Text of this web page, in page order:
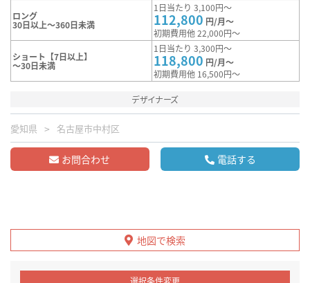
ロング
30日以上～360日未満
1日当たり 3,100円～
112,800 円/月～
初期費用他 22,000円～
ショート【7日以上】
～30日未満
1日当たり 3,300円～
118,800 円/月～
初期費用他 16,500円～
デザイナーズ
愛知県 名古屋市中村区
お問合わせ 電話する
地図で検索
選択条件変更